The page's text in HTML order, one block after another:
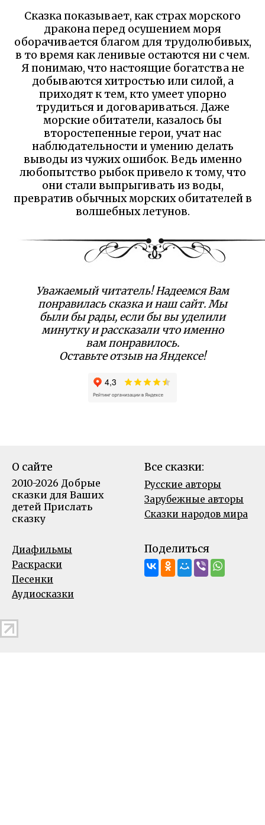
Сказка показывает, как страх морского
дракона перед осушением моря
оборачивается благом для трудолюбивых,
в то время как ленивые остаются ни с чем.
Я понимаю, что настоящие богатства не
добываются хитростью или силой, а
приходят к тем, кто умеет упорно
трудиться и договариваться. Даже
морские обитатели, казалось бы
второстепенные герои, учат нас
наблюдательности и умению делать
выводы из чужих ошибок. Ведь именно
любопытство рыбок привело к тому, что
они стали выпрыгивать из воды,
превратив обычных морских обитателей в
волшебных летунов.
Уважаемый читатель! Надеемся Вам
понравилась сказка и наш сайт. Мы
были бы рады, если бы вы уделили
минутку и рассказали что именно
вам понравилось.
Оставьте отзыв на Яндексе!
О сайте
2010-2026 Добрые
сказки для Ваших
детей Прислать
сказку
Все сказки:
Русские авторы
Зарубежные авторы
Сказки народов мира
Диафильмы
Раскраски
Песенки
Аудиосказки
Поделиться